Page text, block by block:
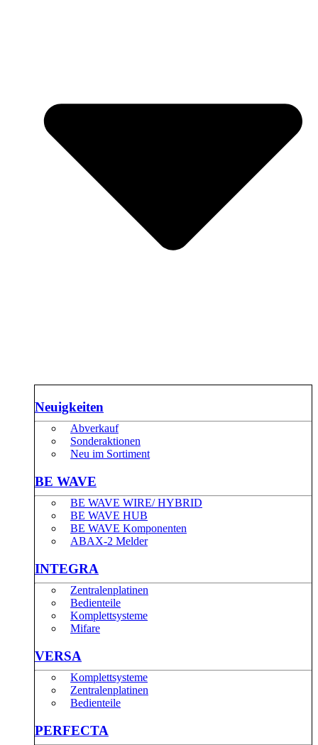
Neuigkeiten
Abverkauf
Sonderaktionen
Neu im Sortiment
BE WAVE
BE WAVE WIRE/ HYBRID
BE WAVE HUB
BE WAVE Komponenten
ABAX-2 Melder
INTEGRA
Zentralenplatinen
Bedienteile
Komplettsysteme
Mifare
VERSA
Komplettsysteme
Zentralenplatinen
Bedienteile
PERFECTA